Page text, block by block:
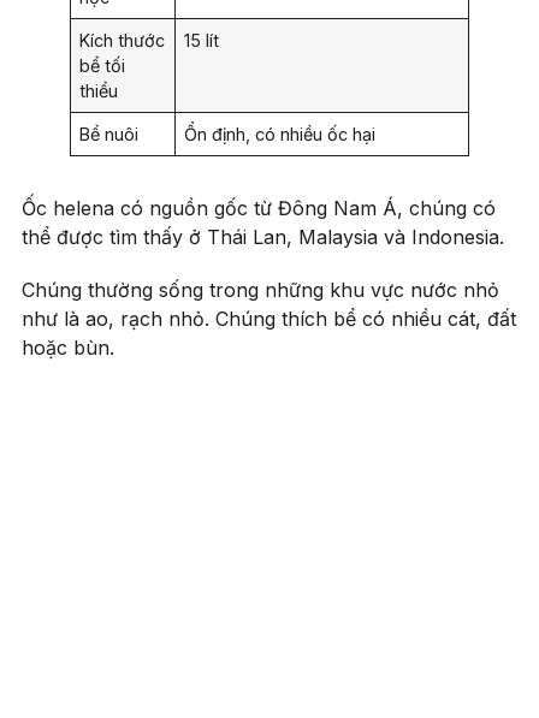
Kích thước
bể tối
thiểu
15 lít
Bể nuôi Ổn định, có nhiều ốc hại
Ốc helena có nguồn gốc từ Đông Nam Á, chúng có
thể được tìm thấy ở Thái Lan, Malaysia và Indonesia.
Chúng thường sống trong những khu vực nước nhỏ
như là ao, rạch nhỏ. Chúng thích bể có nhiều cát, đất
hoặc bùn.